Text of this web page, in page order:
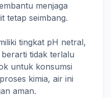
menjaga
tetap seimbang.
tingkat pH netral,
tidak terlalu
untuk konsumsi
kimia, air ini
aman.